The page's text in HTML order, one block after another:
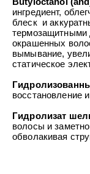
ингредиент,
блеск и
термозащитными
окрашенных
вымывание,
статическое
восстановление
Гидролизат
волосы и
обволакивая